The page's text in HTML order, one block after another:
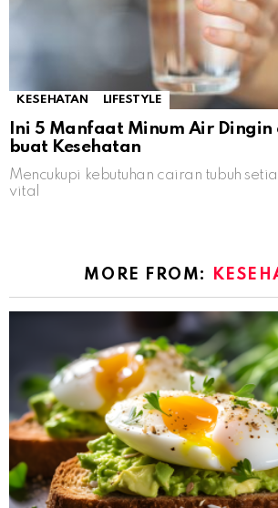
KESEHATAN LIFESTYLE
Ini 5 Manfaat Minum Air Dingin
buat Kesehatan
Mencukupi kebutuhan cairan tubuh
vital
MORE FROM: